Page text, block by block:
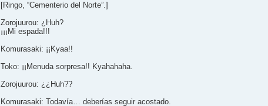
[Ringo, “Cementerio del Norte”.]
Zorojuurou: ¿Huh?
¡¡¡Mi espada!!!
Komurasaki: ¡¡Kyaa!!
Toko: ¡¡Menuda sorpresa!! Kyahahaha.
Zorojuurou: ¿¿Huh??
Komurasaki: Todavía… deberías seguir acostado.